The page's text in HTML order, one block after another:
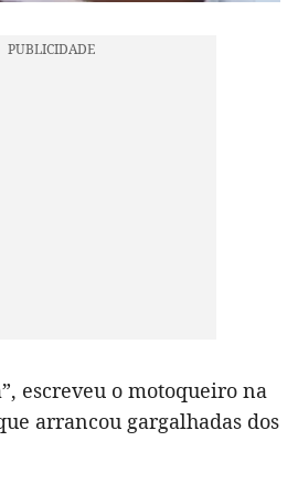
escreveu o motoqueiro na
arrancou gargalhadas dos